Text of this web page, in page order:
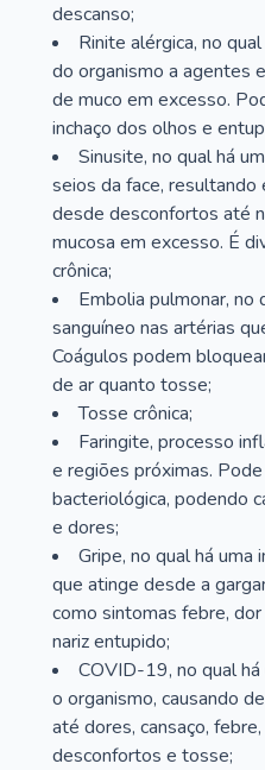
descanso;
Rinite alérgica, no
do organismo a agentes
de muco em excesso.
inchaço dos olhos e
Sinusite, no qual há
seios da face, resultando
desde desconfortos até
mucosa em excesso. É
crônica;
Embolia pulmonar, no
sanguíneo nas artérias
Coágulos podem
de ar quanto tosse;
Tosse crônica;
Faringite, processo
e regiões próximas.
bacteriológica, podendo
e dores;
Gripe, no qual há uma
que atinge desde a
como sintomas febre,
nariz entupido;
COVID-19, no qual
o organismo, causando
até dores, cansaço,
desconfortos e tosse;